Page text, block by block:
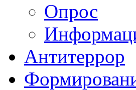
Опрос
Антитеррор